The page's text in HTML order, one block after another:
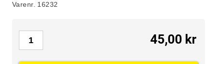
Varenr. 16232
45,00 kr